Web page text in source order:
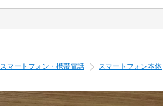
スマートフォン・携帯電話 スマートフォン本体